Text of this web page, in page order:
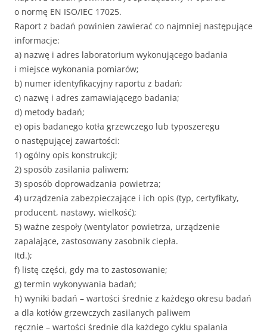
o normę EN ISO/IEC 17025.
Raport z badań powinien zawierać co najmniej następujące
informacje:
a) nazwę i adres laboratorium wykonującego badania
i miejsce wykonania pomiarów;
b) numer identyfikacyjny raportu z badań;
c) nazwę i adres zamawiającego badania;
d) metody badań;
e) opis badanego kotła grzewczego lub typoszeregu
o następującej zawartości:
1) ogólny opis konstrukcji;
2) sposób zasilania paliwem;
3) sposób doprowadzania powietrza;
4) urządzenia zabezpieczające i ich opis (typ, certyfikaty,
producent, nastawy, wielkość);
5) ważne zespoły (wentylator powietrza, urządzenie
zapalające, zastosowany zasobnik ciepła.
Itd.);
f) listę części, gdy ma to zastosowanie;
g) termin wykonywania badań;
h) wyniki badań – wartości średnie z każdego okresu badań
a dla kotłów grzewczych zasilanych paliwem
ręcznie – wartości średnie dla każdego cyklu spalania